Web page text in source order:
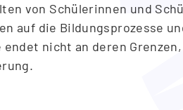
von Schülerinnen und
auf die Bildungsprozesse
nicht an deren
2016